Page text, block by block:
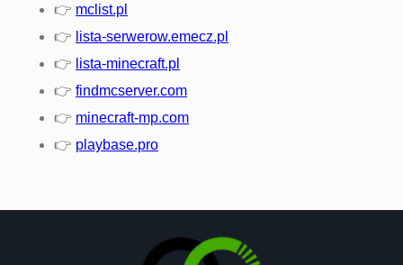
👉 mclist.pl
👉 lista-serwerow.emecz.pl
👉 lista-minecraft.pl
👉 findmcserver.com
👉 minecraft-mp.com
👉 playbase.pro